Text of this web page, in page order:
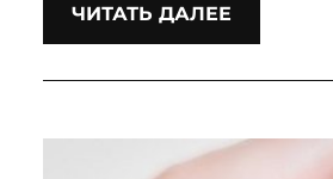
ЧИТАТЬ ДАЛЕЕ